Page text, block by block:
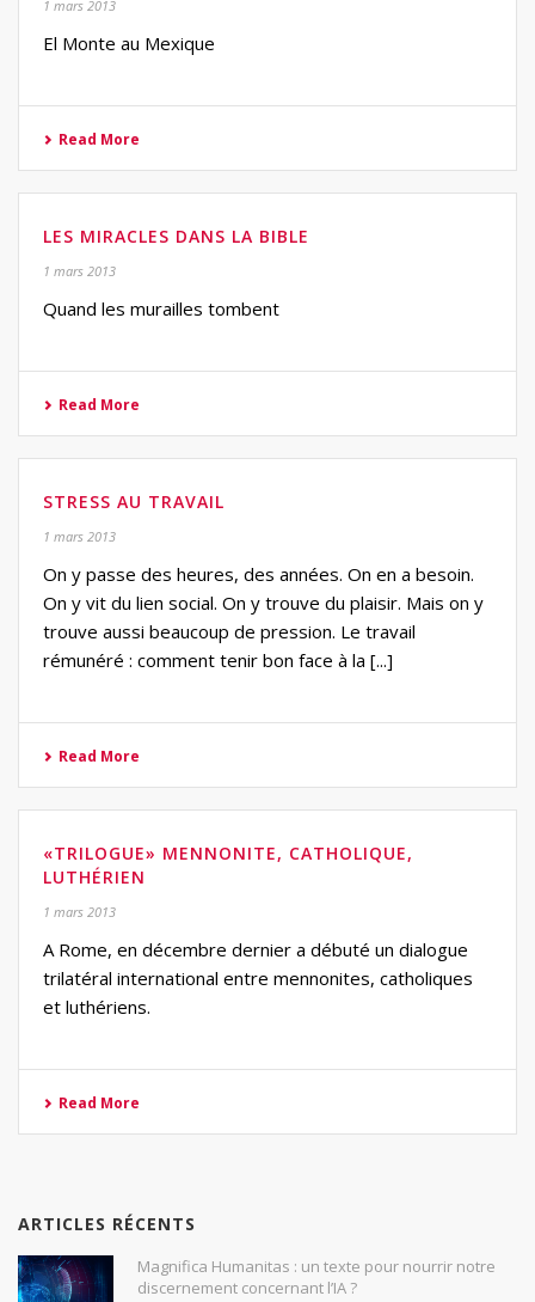
1 mars 2013
El Monte au Mexique
Read More
LES MIRACLES DANS LA BIBLE
1 mars 2013
Quand les murailles tombent
Read More
STRESS AU TRAVAIL
1 mars 2013
On y passe des heures, des années. On en a besoin.
On y vit du lien social. On y trouve du plaisir. Mais on y
trouve aussi beaucoup de pression. Le travail
rémunéré : comment tenir bon face à la [...]
Read More
«TRILOGUE» MENNONITE, CATHOLIQUE,
LUTHÉRIEN
1 mars 2013
A Rome, en décembre dernier a débuté un dialogue
trilatéral international entre mennonites, catholiques
et luthériens.
Read More
ARTICLES RÉCENTS
Magnifica Humanitas : un texte pour nourrir notre
discernement concernant l’IA ?